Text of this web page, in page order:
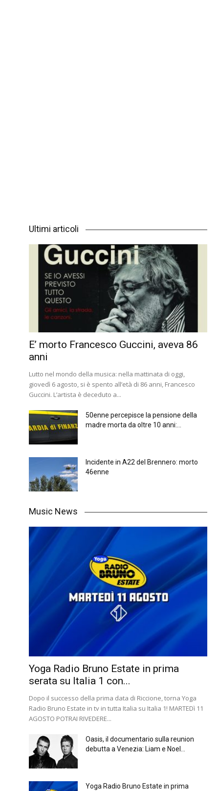
Ultimi articoli
E’ morto Francesco Guccini, aveva 86
anni
Lutto nel mondo della musica: nella mattinata di oggi,
giovedì 6 agosto, si è spento all’età di 86 anni, Francesco
Guccini. L’artista è deceduto a...
50enne percepisce la pensione della
madre morta da oltre 10 anni:...
Incidente in A22 del Brennero: morto
46enne
Music News
Yoga Radio Bruno Estate in prima
serata su Italia 1 con...
Dopo il successo della prima data di Riccione, torna Yoga
Radio Bruno Estate in tv in tutta Italia su Italia 1! MARTEDì 11
AGOSTO POTRAI RIVEDERE...
Oasis, il documentario sulla reunion
debutta a Venezia: Liam e Noel...
Yoga Radio Bruno Estate in prima